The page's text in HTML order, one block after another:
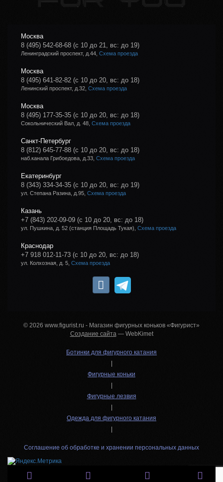
Москва
8 (495) 542-68-68 (с 10 до 21, вс: до 19)
Ленинградский проспект, д.44, Схема проезда
Москва
8 (495) 641-82-82 (с 10 до 20, вс: до 18)
Ленинский проспект, д.32, Схема проезда
Москва
8 (495) 177-35-35 (с 10 до 20, вс: до 18)
Сокольнический Вал, д. 48, Схема проезда
Санкт-Петербург
8 (812) 645-77-88 (с 10 до 20, вс: до 18)
наб.канала Грибоедова, д.33, Схема проезда
Екатеринбург
8 (343) 334-34-35 (с 10 до 20, вс: до 19)
ул. Степана Разина, д.95, Схема проезда
Казань
+7 (843) 202-09-09 (с 10 до 20, вс: до 18)
ул. Пушкина, д. 52 (станция Площадь Тукая), Схема проезда
Краснодар
+7 918 012-11-73 (с 10 до 20, вс: до 18)
ул. Колхозная, д. 5, Схема проезда
© 2026 www.figurist.ru - Магазин фигурных коньков «Фигурист»
Создание сайта — WebKimet
Ботинки для фигурного катания
|
Фигурные коньки
|
Фигурные лезвия
|
Одежда для фигурного катания
|
Соглашение об обработке и хранении персональных данных